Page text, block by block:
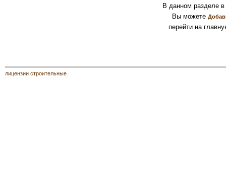
В данном разделе
Вы можете
перейти на
лицензии строительные